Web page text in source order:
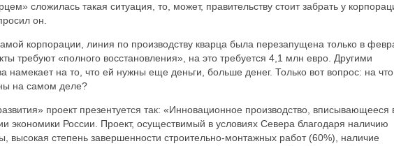
сложилась такая ситуация, то, может, правительству стоит забрать у
он.
корпорации, линия по производству кварца была перезапущена только в
требуют «полного восстановления», на это требуется 4,1 млн евро. Другими
намекает на то, что ей нужны еще деньги, больше денег. Только вот вопрос: на что
на самом деле?
проект презентуется так: «Инновационное производство, вписывающееся
экономики России. Проект, осуществимый в условиях Севера благодаря наличию
высокая степень завершенности строительно-монтажных работ (60%), наличие